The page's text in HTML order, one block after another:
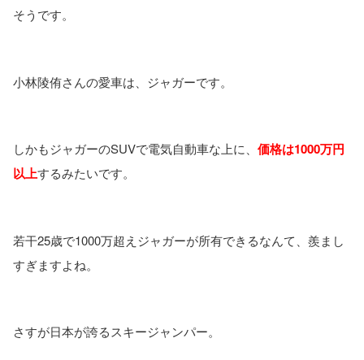
そうです。
小林陵侑さんの愛車は、ジャガーです。
しかもジャガーのSUVで電気自動車な上に、 価格は1000万円
以上するみたいです。
若干25歳で1000万超えジャガーが所有できるなんて、羨まし
すぎますよね。
さすが日本が誇るスキージャンパー。